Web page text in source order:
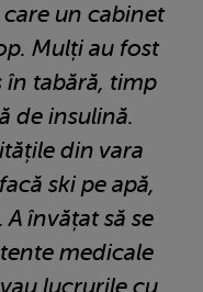
un cabinet
Mulți au fost
în tabără, timp
de insulină.
din vara
ski pe apă,
învățat să se
medicale